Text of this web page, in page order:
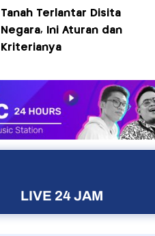
Tanah Terlantar Disita
Negara, Ini Aturan dan
Kriterianya
LIVE 24 JAM